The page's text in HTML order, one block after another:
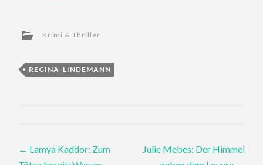
Krimi & Thriller
REGINA-LINDEMANN
Post
← Lamya Kaddor: Zum
Julie Mebes: Der Himmel